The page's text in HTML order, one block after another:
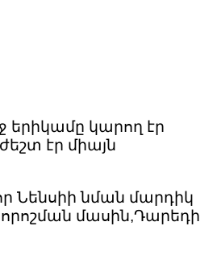
երիկամը կարող էր
էր միայն
Նենսիի նման մարդիկ
մասին,Դարեդի